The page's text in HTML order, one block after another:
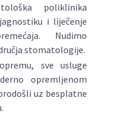
poliklinika
i liječenje
Nudimo
stomatologije.
sve usluge
opremljenom
uz besplatne